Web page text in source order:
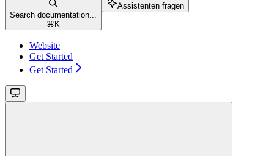
Search documentation...
⌘ K
Assistenten fragen
Website
Get Started
Get Started